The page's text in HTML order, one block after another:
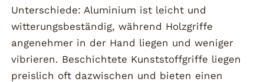
Unterschiede: Aluminium ist leicht und
witterungsbeständig, während Holzgriffe
angenehmer in der Hand liegen und weniger
vibrieren. Beschichtete Kunststoffgriffe liegen
preislich oft dazwischen und bieten einen